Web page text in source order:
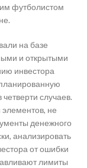
футболистом
на базе
и открытыми
инвестора
случаев.
не
денежного
анализировать
от ошибки
лимиты